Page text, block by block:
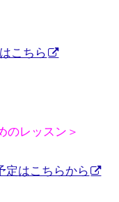
こちら
のレッスン＞
定はこちらから